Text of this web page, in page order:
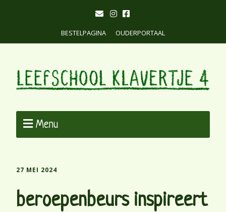
BESTELPAGINA OUDERPORTAAL
Menu
27 MEI 2024
beroepenbeurs inspireert